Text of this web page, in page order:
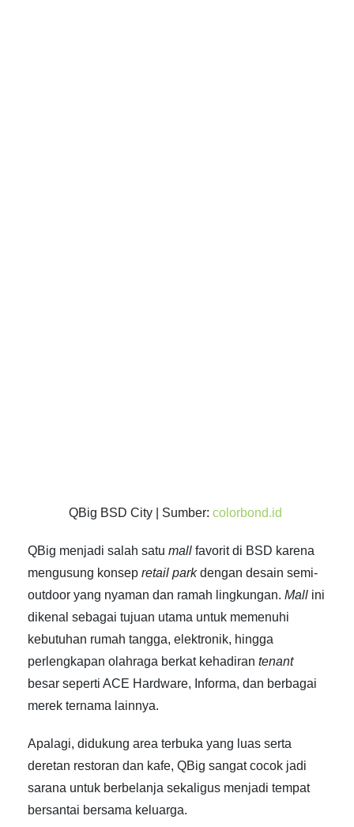
QBig BSD City | Sumber: colorbond.id
QBig menjadi salah satu mall favorit di BSD karena
mengusung konsep retail parkdengan desain semi-
outdoor yang nyaman dan ramah lingkungan. Mall ini
dikenal sebagai tujuan utama untuk memenuhi
kebutuhan rumah tangga, elektronik, hingga
perlengkapan olahraga berkat kehadiran tenant
besar seperti ACE Hardware, Informa, dan berbagai
merek ternama lainnya.
Apalagi, didukung area terbuka yang luas serta
deretan restoran dan kafe, QBig sangat cocok jadi
sarana untuk berbelanja sekaligus menjadi tempat
bersantai bersama keluarga.